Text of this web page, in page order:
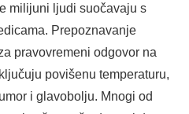
milijuni ljudi suočavaju s
Prepoznavanje
pravovremeni odgovor na
povišenu temperaturu,
i glavobolju. Mnogi od